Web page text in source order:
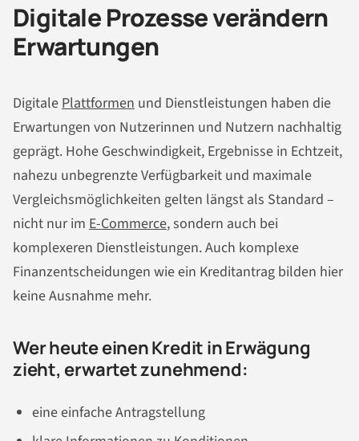
Digitale Prozesse verändern
Erwartungen
Digitale Plattformen und Dienstleistungen haben die
Erwartungen von Nutzerinnen und Nutzern nachhaltig
geprägt. Hohe Geschwindigkeit, Ergebnisse in Echtzeit,
nahezu unbegrenzte Verfügbarkeit und maximale
Vergleichsmöglichkeiten gelten längst als Standard –
nicht nur im E-Commerce, sondern auch bei
komplexeren Dienstleistungen. Auch komplexe
Finanzentscheidungen wie ein Kreditantrag bilden hier
keine Ausnahme mehr.
Wer heute einen Kredit in Erwägung
zieht, erwartet zunehmend:
eine einfache Antragstellung